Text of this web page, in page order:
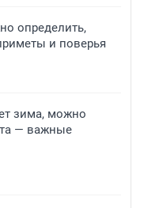
определить,
и поверья
зима, можно
— важные